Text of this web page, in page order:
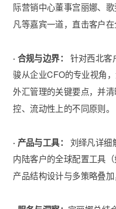
际营销中心董事宫丽娜、
凡等嘉宾一道，直击客户
· 合规与边界： 针对西北客
骏从企业CFO的专业视角
外汇管理的关键要点，并
控、流动性上的不同原则。
· 产品与工具： 刘绎凡详细
内陆客户的全球配置工具
产品结构设计与多策略叠加